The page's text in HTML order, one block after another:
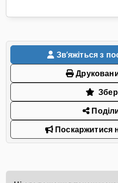
Звʼяжіться з
Поскаржитися